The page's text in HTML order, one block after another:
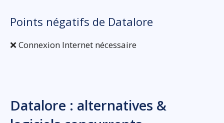
Points négatifs de Datalore
❌ Connexion Internet nécessaire
Datalore : alternatives &